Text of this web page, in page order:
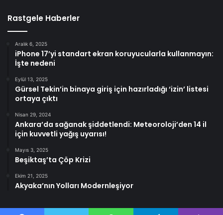
Rastgele Haberler
Aralık 6, 2025
iPhone 17’yi standart ekran koruyucularla kullanmayın:
İşte nedeni
Eylül 13, 2025
Gürsel Tekin’in binaya giriş için hazırladığı ‘izin’ listesi
ortaya çıktı
Nisan 29, 2024
Ankara’da sağanak şiddetlendi: Meteoroloji’den 14 il
için kuvvetli yağış uyarısı!
Mayıs 3, 2025
Beşiktaş’ta Çöp Krizi
Ekim 21, 2025
Akyaka’nın Yolları Modernleşiyor